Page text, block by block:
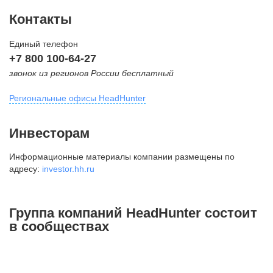
Контакты
Единый телефон
+7 800 100-64-27
звонок из регионов России бесплатный
Региональные офисы HeadHunter
внутригородская территория
Муниципальный округ Тверской,
2-я Брестская ул., д. 48,
+7 495 980-64-27
Инвесторам
Информационные материалы компании размещены по
адресу: investor.hh.ru
Группа компаний HeadHunter состоит
в сообществах